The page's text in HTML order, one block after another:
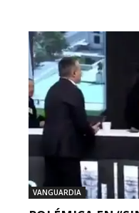
VANGUARDIA